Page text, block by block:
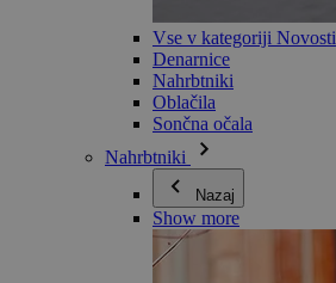
Vse v kategoriji Novosti
Denarnice
Nahrbtniki
Oblačila
Sončna očala
Nahrbtniki
Nazaj
Show more